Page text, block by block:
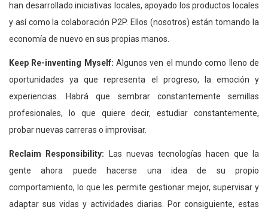
han desarrollado iniciativas locales, apoyado los productos locales
y así como la colaboración P2P. Ellos (nosotros) están tomando la
economía de nuevo en sus propias manos.
Keep Re-inventing Myself: Algunos ven el mundo como lleno de
oportunidades ya que representa el progreso, la emoción y
experiencias. Habrá que sembrar constantemente semillas
profesionales, lo que quiere decir, estudiar constantemente,
probar nuevas carreras o improvisar.
Reclaim Responsibility: Las nuevas tecnologías hacen que la
gente ahora puede hacerse una idea de su propio
comportamiento, lo que les permite gestionar mejor, supervisar y
adaptar sus vidas y actividades diarias. Por consiguiente, estas